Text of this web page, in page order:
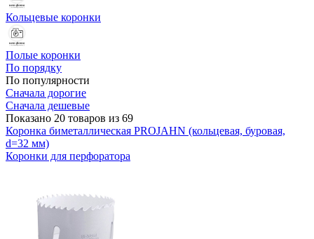
Кольцевые коронки
Полые коронки
По порядку
По популярности
Сначала дорогие
Сначала дешевые
Показано 20 товаров из 69
Коронка биметаллическая PROJAHN (кольцевая, буровая,
d=32 мм)
Коронки для перфоратора